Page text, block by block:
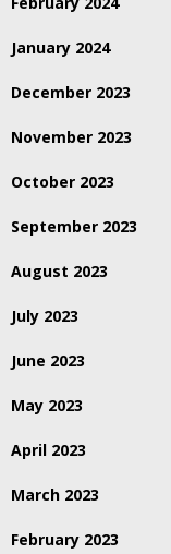
January 2024
December 2023
November 2023
October 2023
September 2023
August 2023
July 2023
June 2023
May 2023
April 2023
March 2023
February 2023